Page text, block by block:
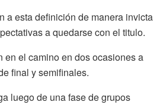
a esta definición de manera invicta
a quedarse con el titulo.
en el camino en dos ocasiones a
final y semifinales.
luego de una fase de grupos